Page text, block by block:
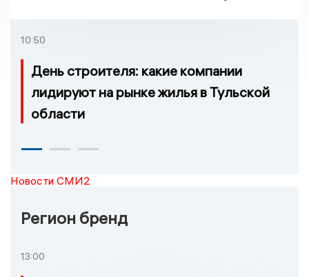
10:50
День строителя: какие компании
лидируют на рынке жилья в Тульской
области
Новости СМИ2
Регион бренд
13:00